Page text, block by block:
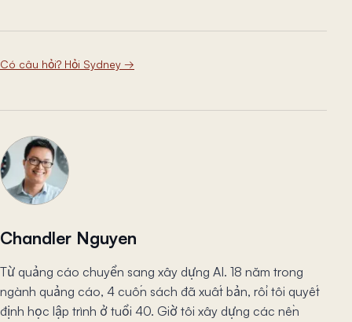
Có câu hỏi? Hỏi Sydney →
Chandler Nguyen
Từ quảng cáo chuyển sang xây dựng AI. 18 năm trong
ngành quảng cáo, 4 cuốn sách đã xuất bản, rồi tôi quyết
định học lập trình ở tuổi 40. Giờ tôi xây dựng các nền